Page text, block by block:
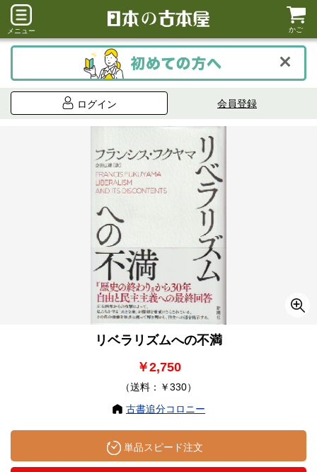
メニュー かご
ログイン 会員登録
リベラリズムへの不満
￥2,750
（送料：￥330）
古書追分コロニー
単品スピード注文